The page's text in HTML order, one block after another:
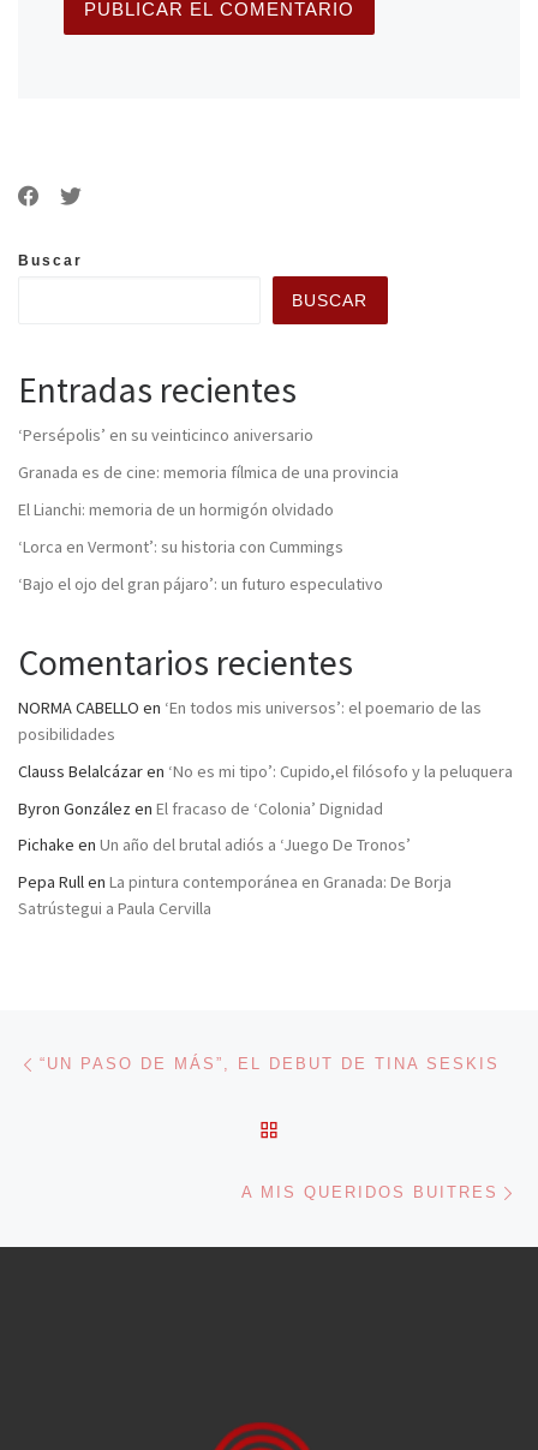
Buscar
BUSCAR
Entradas recientes
‘Persépolis’ en su veinticinco aniversario
Granada es de cine: memoria fílmica de una provincia
El Lianchi: memoria de un hormigón olvidado
‘Lorca en Vermont’: su historia con Cummings
‘Bajo el ojo del gran pájaro’: un futuro especulativo
Comentarios recientes
NORMA CABELLO en ‘En todos mis universos’: el poemario de las
posibilidades
Clauss Belalcázaren ‘No es mi tipo’: Cupido,el filósofo y la peluquera
Byron González en El fracaso de ‘Colonia’ Dignidad
Pichake en Un año del brutal adiós a ‘Juego De Tronos’
Pepa Rullen La pintura contemporánea en Granada: De Borja
Satrústegui a Paula Cervilla
Navegación de entradas
“UN PASO DE MÁS”, EL DEBUT DE TINA SESKIS
A MIS QUERIDOS BUITRES